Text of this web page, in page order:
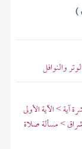
)
والنوافل
> الآية الأولى
> مسألة صلاة